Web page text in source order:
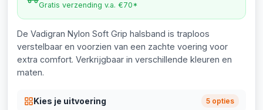
Gratis verzending v.a. €70*
De Vadigran Nylon Soft Grip halsband is traploos
verstelbaar en voorzien van een zachte voering voor
extra comfort. Verkrijgbaar in verschillende kleuren en
maten.
Kies je uitvoering 5 opties